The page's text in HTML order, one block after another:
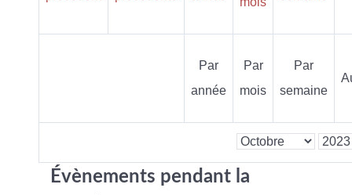
Par
année
Par
mois
Par
semaine
Évènements pendant la